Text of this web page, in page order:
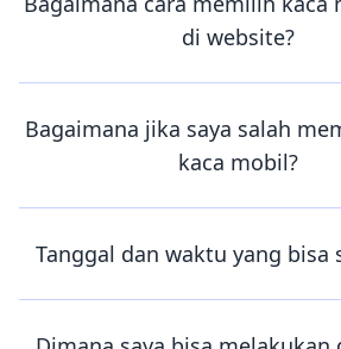
di website?
Bagaimana jika saya salah
kaca mobil?
Tanggal dan waktu yang bisa